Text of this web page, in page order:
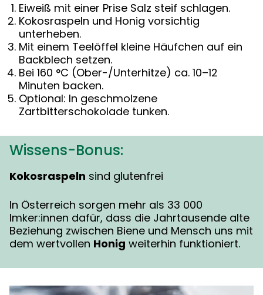
Eiweiß mit einer Prise Salz steif schlagen.
Kokosraspeln und Honig vorsichtig
unterheben.
Mit einem Teelöffel kleine Häufchen auf ein
Backblech setzen.
Bei 160 °C (Ober-/Unterhitze) ca. 10–12
Minuten backen.
Optional: In geschmolzene
Zartbitterschokolade tunken.
Wissens-Bonus:
Kokosraspeln sind glutenfrei
In Österreich sorgen mehr als 33 000
Imker:innen dafür, dass die Jahrtausende alte
Beziehung zwischen Biene und Mensch uns mit
dem wertvollen Honig weiterhin funktioniert.